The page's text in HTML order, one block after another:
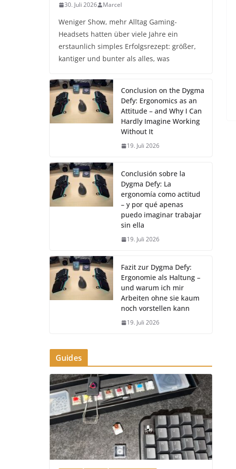
30. Juli 2026 Marcel
Weniger Show, mehr Alltag Gaming-
Headsets hatten über viele Jahre ein
erstaunlich simples Erfolgsrezept: größer,
kantiger und bunter als alles, was
Conclusion on the Dygma
Defy: Ergonomics as an
Attitude – and Why I Can
Hardly Imagine Working
Without It
19. Juli 2026
Conclusión sobre la
Dygma Defy: La
ergonomía como actitud
– y por qué apenas
puedo imaginar trabajar
sin ella
19. Juli 2026
Fazit zur Dygma Defy:
Ergonomie als Haltung –
und warum ich mir
Arbeiten ohne sie kaum
noch vorstellen kann
19. Juli 2026
Guides